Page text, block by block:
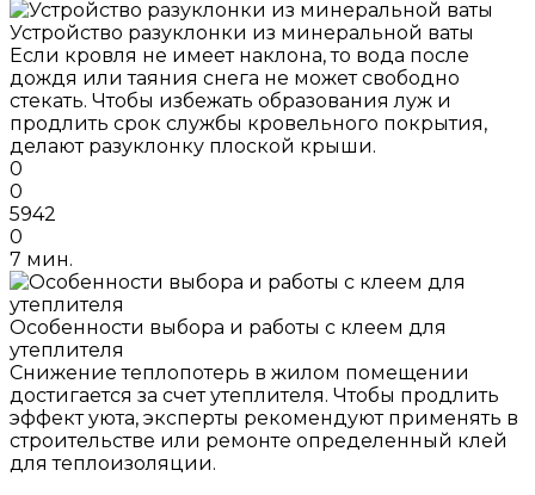
Устройство разуклонки из минеральной ваты
Если кровля не имеет наклона, то вода после
дождя или таяния снега не может свободно
стекать. Чтобы избежать образования луж и
продлить срок службы кровельного покрытия,
делают разуклонку плоской крыши.
0
0
5942
0
7 мин.
Особенности выбора и работы с клеем для
утеплителя
Снижение теплопотерь в жилом помещении
достигается за счет утеплителя. Чтобы продлить
эффект уюта, эксперты рекомендуют применять в
строительстве или ремонте определенный клей
для теплоизоляции.